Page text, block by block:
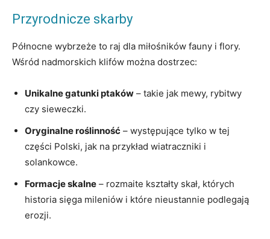
Przyrodnicze skarby
Północne wybrzeże to raj dla miłośników fauny i flory.
Wśród nadmorskich klifów można dostrzec:
Unikalne gatunki ptaków – takie jak mewy, rybitwy
czy sieweczki.
Oryginalne roślinność – występujące tylko w tej
części Polski, jak na przykład wiatraczniki i
solankowce.
Formacje skalne – rozmaite kształty skał, których
historia sięga mileniów i które nieustannie podlegają
erozji.